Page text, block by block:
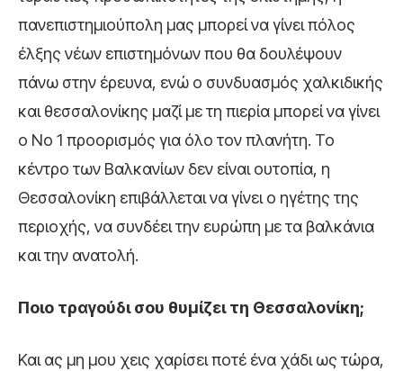
πανεπιστημιούπολη μας μπορεί να γίνει πόλος
έλξης νέων επιστημόνων που θα δουλέψουν
πάνω στην έρευνα, ενώ ο συνδυασμός χαλκιδικής
και θεσσαλονίκης μαζί με τη πιερία μπορεί να γίνει
ο Νο 1 προορισμός για όλο τον πλανήτη. Το
κέντρο των Βαλκανίων δεν είναι ουτοπία, η
Θεσσαλονίκη επιβάλλεται να γίνει ο ηγέτης της
περιοχής, να συνδέει την ευρώπη με τα βαλκάνια
και την ανατολή.
Ποιο τραγούδι σου θυμίζει τη Θεσσαλονίκη;
Και ας μη μου χεις χαρίσει ποτέ ένα χάδι ως τώρα,